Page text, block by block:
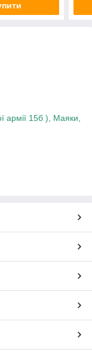
армії 15б ), Маяки,